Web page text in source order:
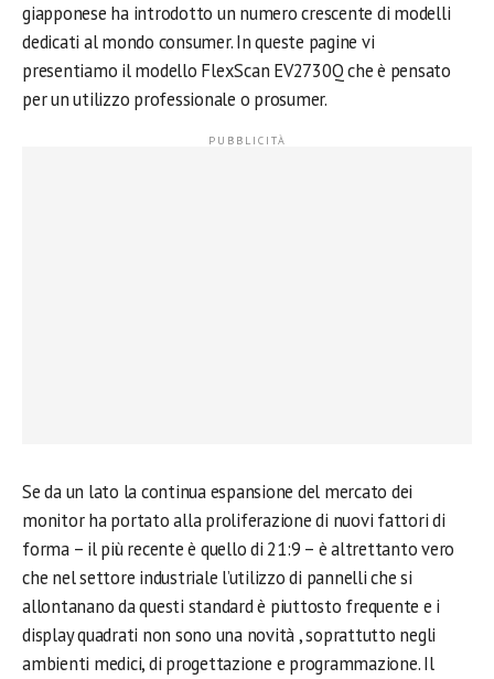
giapponese ha introdotto un numero crescente di modelli
dedicati al mondo consumer. In queste pagine vi
presentiamo il modello FlexScan EV2730Q che è pensato
per un utilizzo professionale o prosumer.
Se da un lato la continua espansione del mercato dei
monitor ha portato alla proliferazione di nuovi fattori di
forma – il più recente è quello di 21:9 – è altrettanto vero
che nel settore industriale l’utilizzo di pannelli che si
allontanano da questi standard è piuttosto frequente e i
display quadrati non sono una novità , soprattutto negli
ambienti medici, di progettazione e programmazione. Il